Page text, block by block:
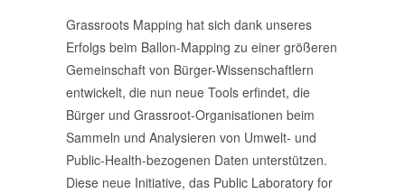
Grassroots Mapping hat sich dank unseres
Erfolgs beim Ballon-Mapping zu einer größeren
Gemeinschaft von Bürger-Wissenschaftlern
entwickelt, die nun neue Tools erfindet, die
Bürger und Grassroot-Organisationen beim
Sammeln und Analysieren von Umwelt- und
Public-Health-bezogenen Daten unterstützen.
Diese neue Initiative, das Public Laboratory for